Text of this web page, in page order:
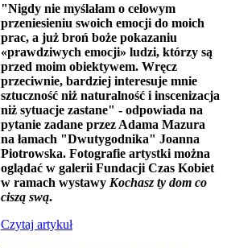
"Nigdy nie myślałam o celowym
przeniesieniu swoich emocji do moich
prac, a już broń boże pokazaniu
«prawdziwych emocji» ludzi, którzy są
przed moim obiektywem. Wręcz
przeciwnie, bardziej interesuje mnie
sztuczność niż naturalność i inscenizacja
niż sytuacje zastane" - odpowiada na
pytanie zadane przez Adama Mazura
na łamach "Dwutygodnika" Joanna
Piotrowska. Fotografie artystki można
oglądać w galerii Fundacji Czas Kobiet
w ramach wystawy Kochasz ty dom co
ciszą swą.
Czytaj artykuł